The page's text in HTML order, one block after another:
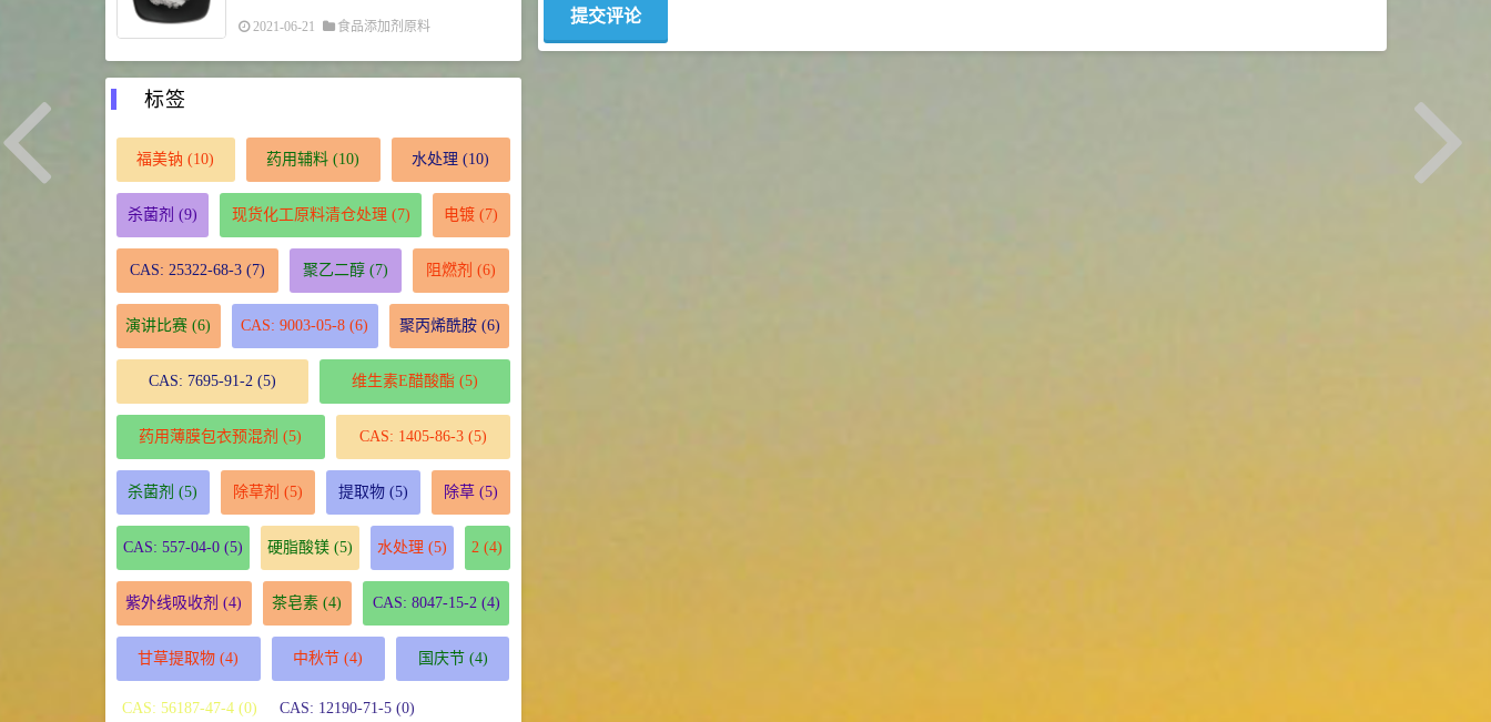
2021-06-21 食品添加剂原料
标签
福美钠 (10) 药用辅料 (10) 水处理 (10)
杀菌剂 (9) 现货化工原料清仓处理 (7) 电镀 (7)
CAS: 25322-68-3(7) 聚乙二醇(7) 阻燃剂 (6)
演讲比赛 (6) CAS: 9003-05-8 (6) 聚丙烯酰胺(6)
CAS: 7695-91-2(5) 维生素E醋酸酯(5)
药用薄膜包衣预混剂 (5) CAS: 1405-86-3(5)
杀菌剂 (5) 除草剂 (5) 提取物(5) 除草(5)
CAS: 557-04-0(5) 硬脂酸镁(5) 水处理 (5) 2 (4)
紫外线吸收剂 (4) 茶皂素 (4) CAS: 8047-15-2(4)
甘草提取物 (4) 中秋节 (4) 国庆节(4)
CAS: 56187-47-4 (0) CAS: 12190-71-5 (0)